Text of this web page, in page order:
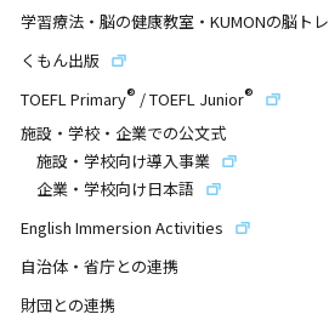
学習療法・脳の健康教室・KUMONの脳トレ
くもん出版
TOEFL Primary® /TOEFL Junior®
施設・学校・企業での公文式
施設・学校向け導入事業
企業・学校向け日本語
English Immersion Activities
自治体・省庁との連携
財団との連携